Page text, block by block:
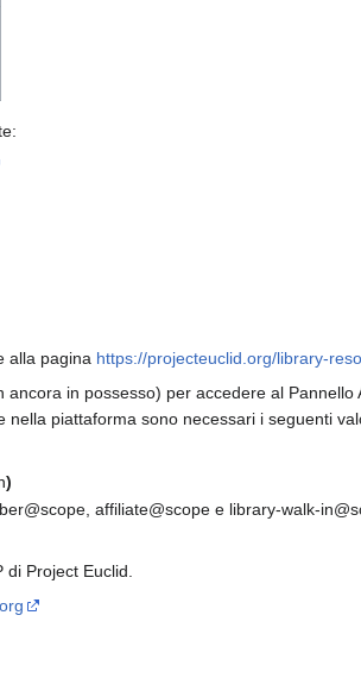
alla pagina https://projecteuclid.org/library-
in possesso) per accedere al
piattaforma sono necessari i seguenti
)
affiliate@scope e library-walk-
di Project Euclid.